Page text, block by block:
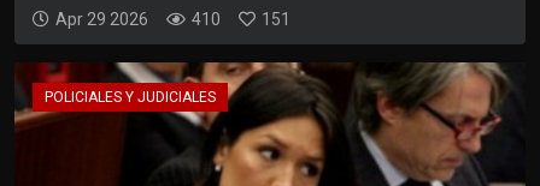
Apr 29 2026 410 151
POLICIALES Y JUDICIALES